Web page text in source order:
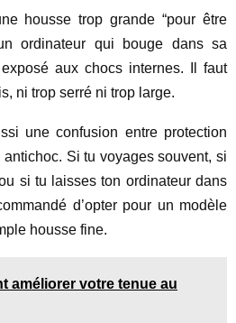
housse trop grande “pour être
ordinateur qui bouge dans sa
aux chocs internes. Il faut
ni trop serré ni trop large.
une confusion entre protection
antichoc. Si tu voyages souvent, si
si tu laisses ton ordinateur dans
d’opter pour un modèle
housse fine.
améliorer votre tenue au